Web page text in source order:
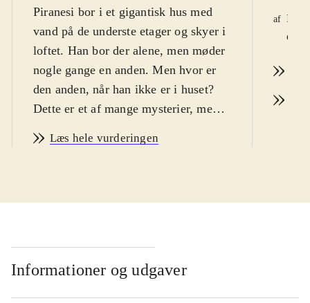
Piranesi bor i et gigantisk hus med
vand på de underste etager og skyer i
loftet. Han bor der alene, men møder
nogle gange en anden. Men hvor er
den anden, når han ikke er i huset?
Dette er et af mange mysterier, men
af intellektuel fantasy.
og er enormt og labyrintisk. Men
ved med at skrive dagbog? Og hvor
opholder den eneste anden i huset
sig, når han er væk? Der er mange
Læs hele vurderingen
af
d.
Informationer og udgaver